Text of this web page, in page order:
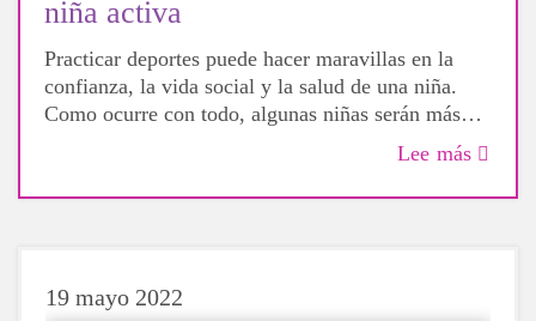
niña activa
Practicar deportes puede hacer maravillas en la
confianza, la vida social y la salud de una niña.
Como ocurre con todo, algunas niñas serán más
hábiles que otras, pero eso no significa que no
diferentes actividades, las niñas podrán descubrir
Lee más
19 mayo 2022